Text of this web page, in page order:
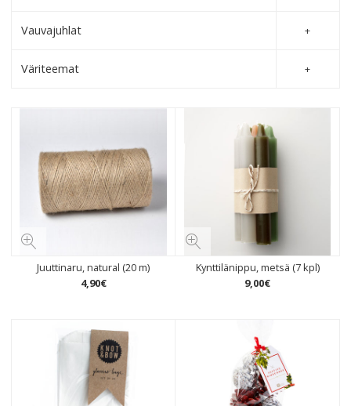
Vauvajuhlat
Väriteemat
Juuttinaru, natural (20 m)
4,90€
Kynttilänippu, metsä (7 kpl)
9,00€